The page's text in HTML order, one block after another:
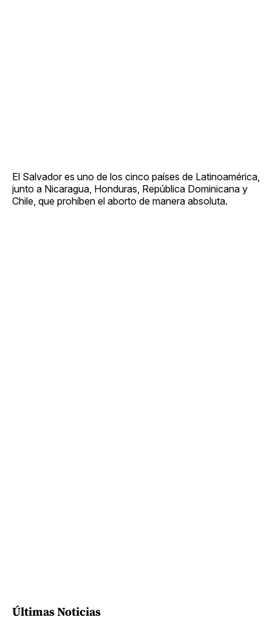
El Salvador es uno de los cinco países de Latinoamérica,
junto a Nicaragua, Honduras, República Dominicana y
Chile, que prohíben el aborto de manera absoluta.
Últimas Noticias